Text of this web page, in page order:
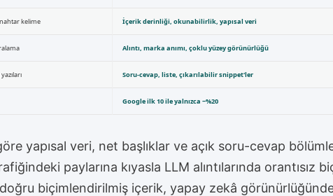
kelime İçerik derinliği, okunabilirlik, yapısal veri
Alıntı, marka anımı, çoklu yüzey görünürlüğü
Soru-cevap, liste, çıkarılabilir snippet'ler
Google ilk 10 ile yalnızca ~%20
yapısal veri, net başlıklar ve açık soru-cevap
paylarına kıyasla LLM alıntılarında orantısız
biçimlendirilmiş içerik, yapay zekâ